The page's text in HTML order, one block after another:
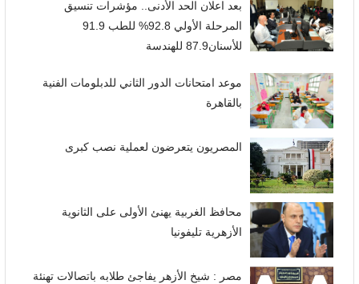
بعد اعلان الحد الأدنى.. مؤشرات تنسيق
المرحلة الأولي 92.8% للطب 91.9
للأسنان87.9 للهندسة
موعد امتحانات الدور الثاني للدبلومات الفنية
بالقاهرة
المصريون يتعرضون لعملية نصب كبرى
محافظ الغربية يهنئ الأولى على الثانوية
الأزهرية تليفونيا
مصر : شيخ الأزهر يفاجئ طلابه باتصالات تهنئة